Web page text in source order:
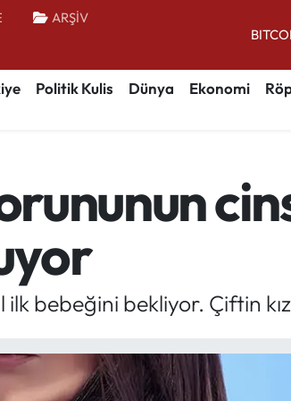
ARŞİV
Politik Kulis Dünya Ekonomi
ilk bebeğini bekliyor. Çiftin